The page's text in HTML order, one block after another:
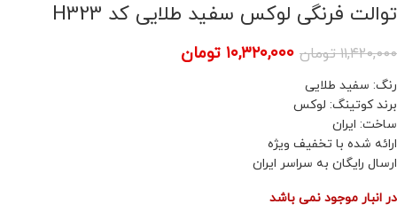
توالت فرنگی لوکس سفید طلایی کد H323
۱۱,۴۲۰,۰۰۰ تومان ۱۰,۳۲۰,۰۰۰ تومان
رنگ: سفید طلایی
برند کوتینگ: لوکس
ساخت: ایران
ارائه شده با تخفیف ویژه
ارسال رایگان به سراسر ایران
در انبار موجود نمی باشد